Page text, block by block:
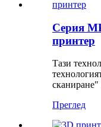
Серия
принтер
Тази
сканиране"
Преглед